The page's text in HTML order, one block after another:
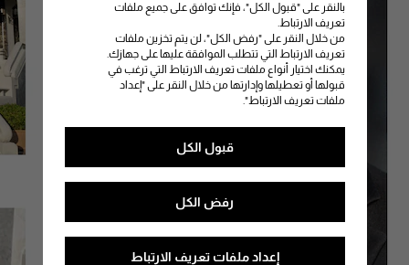
بالنقر على "قبول الكل"، فإنك توافق على جميع ملفات
تعريف الارتباط.
من خلال النقر على "رفض الكل"، لن يتم تخزين ملفات
تعريف الارتباط التي تتطلب الموافقة عليها على جهازك.
يمكنك اختيار أنواع ملفات تعريف الارتباط التي ترغب في
قبولها أو تعطيلها وإدارتها من خلال النقر على "إعداد
ملفات تعريف الارتباط".
قبول الكل
رفض الكل
إعداد ملفات تعريف الارتباط